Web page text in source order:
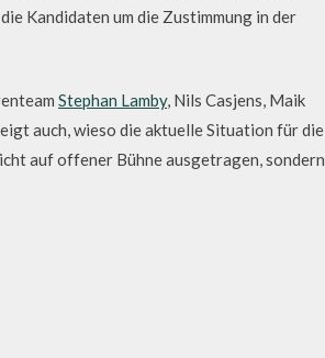
Kandidaten um die Zustimmung in der
Stephan Lamby, Nils Casjens, Maik
auch, wieso die aktuelle Situation für die
auf offener Bühne ausgetragen, sondern